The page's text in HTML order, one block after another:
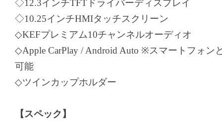
◇12.3インチTFTドライバーディスプレイ
◇10.25インチHMIタッチスクリーン
◇KEFプレミアム10チャンネルオーディオ
◇Apple CarPlay / Android Auto ※スマートフォン
可能
◇ツインカップホルダー
【スペック】